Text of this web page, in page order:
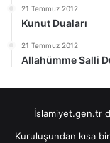
21 Temmuz 2012
Kunut Duaları
21 Temmuz 2012
Allahümme Salli
İslamiyet.gen.tr
Kuruluşundan kısa